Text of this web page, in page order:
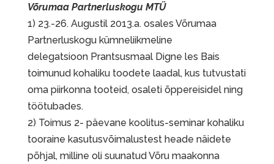
Võrumaa Partnerluskogu MTÜ
1) 23.-26. Augustil 2013.a. osales Võrumaa
Partnerluskogu kümneliikmeline
delegatsioon Prantsusmaal Digne les Bais
toimunud kohaliku toodete laadal, kus tutvustati
oma piirkonna tooteid, osaleti õppereisidel ning
töötubades.
2) Toimus 2- päevane koolitus-seminar kohaliku
tooraine kasutusvõimalustest heade näidete
põhjal, milline oli suunatud Võru maakonna